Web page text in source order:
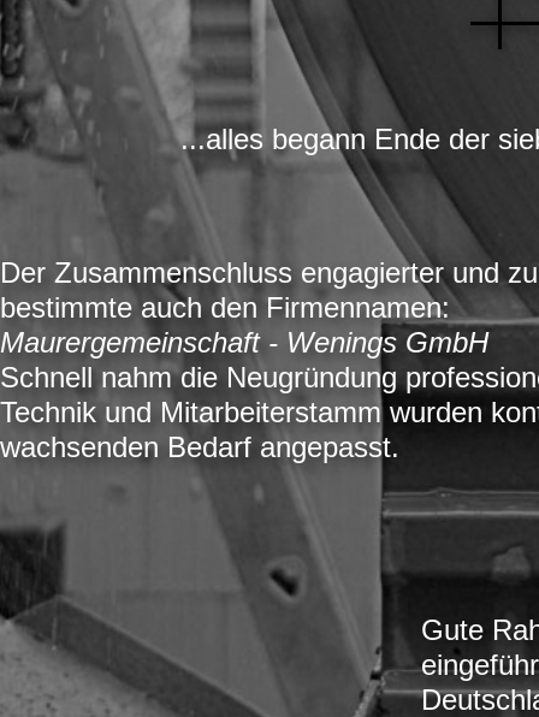
Der Zusammenschluss engagierter und
bestimmte auch den Firmennamen:
Maurergemeinschaft - Wenings GmbH
Schnell nahm die Neugründung
Technik und Mitarbeiterstamm wurden
wachsenden Bedarf angepasst.
Gute
...alles begann Ende der